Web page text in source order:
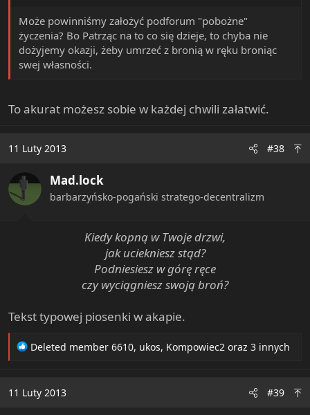
Może powinniśmy założyć podforum "pobożne"
życzenia? Bo Patrząc na to co się dzieje, to chyba nie
dożyjemy okazji, żeby umrzeć z bronią w ręku broniąc
swej własności.
To akurat możesz sobie w każdej chwili załatwić.
11 Luty 2013 #38
Mad.lock
barbarzyńsko-pogański stratego-decentralizm
Kiedy kopną w Twoje drzwi,
jak uciekniesz stąd?
Podniesiesz w górę ręce
czy wyciągniesz swoją broń?
Tekst typowej piosenki w akapie.
R
t
Deleted member 6610, ukos, Kompowiec2 oraz 3 innych
11 Luty 2013 #39